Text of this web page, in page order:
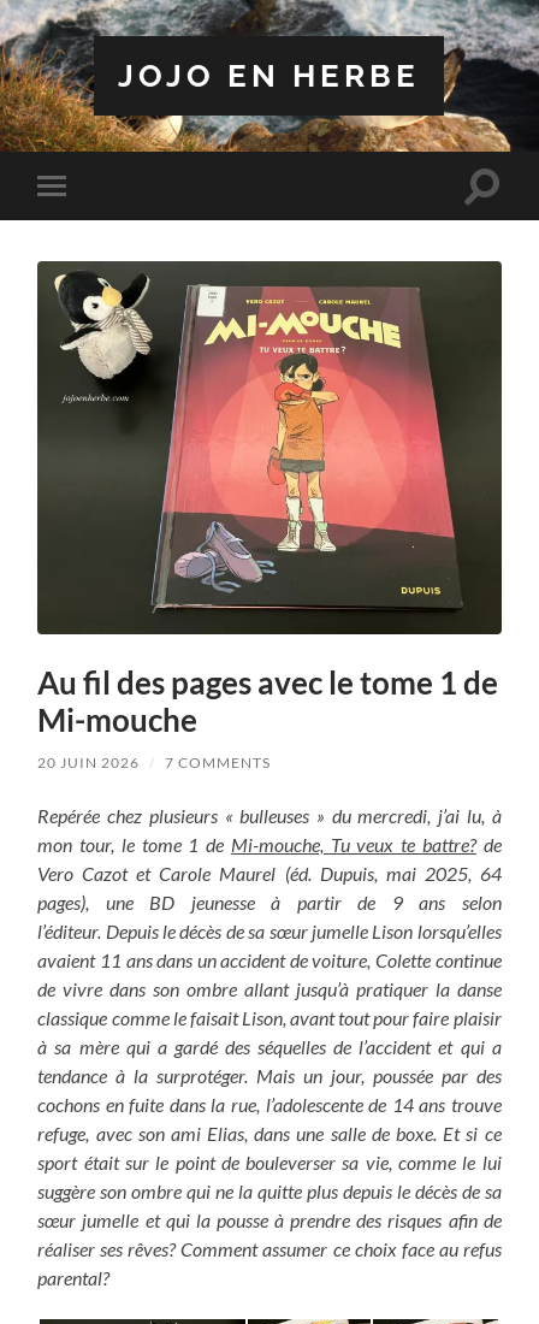
JOJO EN HERBE
Toggle
mobile
Toggle
Au fil des pages avec le tome 1 de
Mi-mouche
20 JUIN 2026 / 7 COMMENTS
Repérée chez plusieurs « bulleuses » du mercredi, j’ai lu, à
mon tour, le tome 1 de Mi-mouche, Tu veux te battre?de
Vero Cazot et Carole Maurel (éd. Dupuis, mai 2025, 64
pages), une BD jeunesse à partir de 9 ans selon
l’éditeur. Depuis le décès de sa sœur jumelle Lison lorsqu’elles
avaient 11 ans dans un accident de voiture, Colette continue
de vivre dans son ombre allant jusqu’à pratiquer la danse
classique comme le faisait Lison, avant tout pour faire plaisir
à sa mère qui a gardé des séquelles de l’accident et qui a
tendance à la surprotéger. Mais un jour, poussée par des
cochons en fuite dans la rue, l’adolescente de 14 ans trouve
refuge, avec son ami Elias, dans une salle de boxe. Et si ce
sport était sur le point de bouleverser sa vie, comme le lui
suggère son ombre qui ne la quitte plus depuis le décès de sa
sœur jumelle et qui la pousse à prendre des risques afin de
réaliser ses rêves? Comment assumer ce choix face au refus
parental?